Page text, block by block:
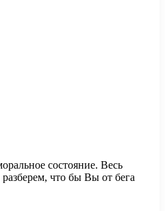
состояние. Весь
что бы Вы от бега